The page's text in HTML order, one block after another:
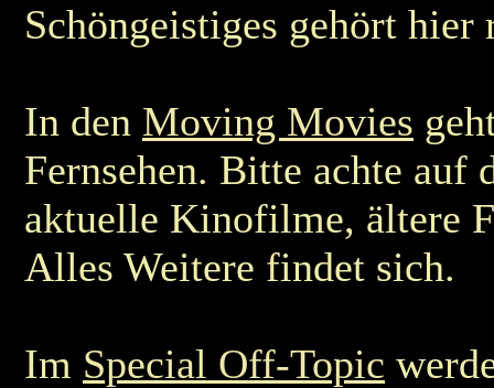
Schöngeistiges gehört hier
In den Moving Movies
Fernsehen. Bitte achte auf
aktuelle Kinofilme, ältere
Alles Weitere findet sich.
Im Special Off-Topic